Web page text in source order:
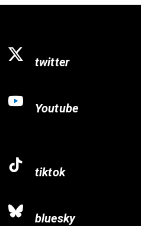
twitter
Youtube
tiktok
bluesky